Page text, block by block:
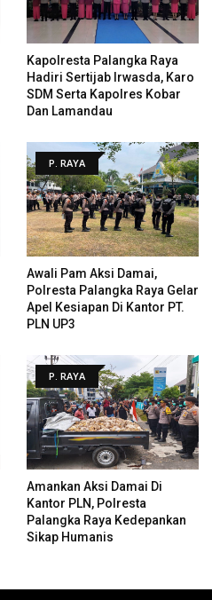
Kapolresta Palangka Raya
Hadiri Sertijab Irwasda, Karo
SDM Serta Kapolres Kobar
Dan Lamandau
P. RAYA
Awali Pam Aksi Damai,
Polresta Palangka Raya Gelar
Apel Kesiapan Di Kantor PT.
PLN UP3
P. RAYA
Amankan Aksi Damai Di
Kantor PLN, Polresta
Palangka Raya Kedepankan
Sikap Humanis